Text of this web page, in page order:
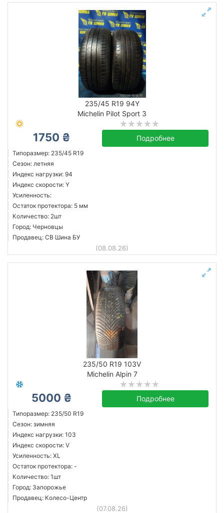
235/45 R19 94Y
Michelin Pilot Sport 3
1750 ₴ Подробнее
Типоразмер: 235/45 R19
Сезон: летняя
Индекс нагрузки: 94
Индекс скорости: Y
Усиленность:
Остаток протектора: 5 мм
Количество: 2шт
Город: Черновцы
Продавец: СВ Шина БУ
(08.08.26)
235/50 R19 103V
Michelin Alpin 7
5000 ₴ Подробнее
Типоразмер: 235/50 R19
Сезон: зимняя
Индекс нагрузки: 103
Индекс скорости: V
Усиленность: XL
Остаток протектора: -
Количество: 1шт
Город: Запорожье
Продавец: Колесо-Центр
(07.08.26)